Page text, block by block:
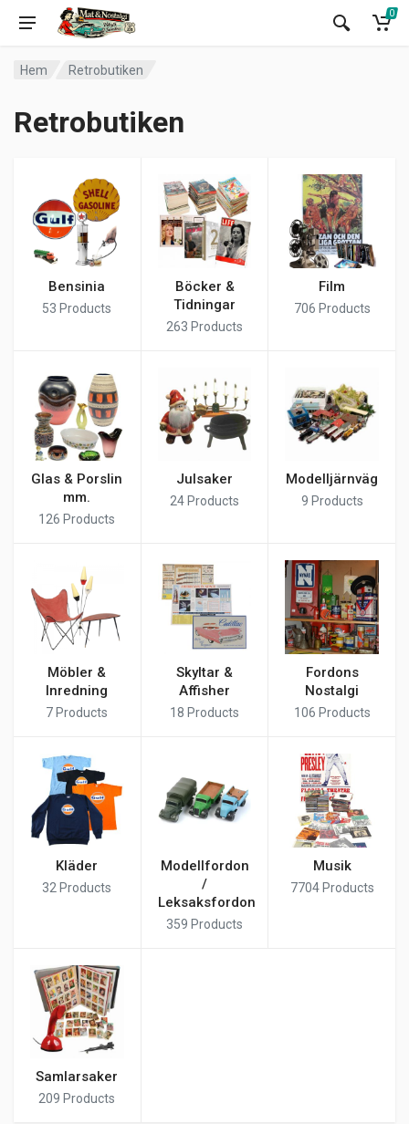
0
Hem Retrobutiken
Retrobutiken
Bensinia
53 Products
Böcker &
Tidningar
263 Products
Film
706 Products
Glas & Porslin
mm.
126 Products
Julsaker
24 Products
Modelljärnväg
9 Products
Möbler &
Inredning
7 Products
Skyltar &
Affisher
18 Products
Fordons
Nostalgi
106 Products
Kläder
32 Products
Modellfordon
/
Leksaksfordon
359 Products
Musik
7704 Products
Samlarsaker
209 Products